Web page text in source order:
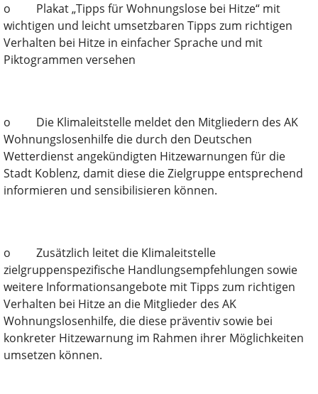
o Plakat „Tipps für Wohnungslose bei Hitze“ mit
wichtigen und leicht umsetzbaren Tipps zum richtigen
Verhalten bei Hitze in einfacher Sprache und mit
Piktogrammen versehen
o Die Klimaleitstelle meldet den Mitgliedern des AK
Wohnungslosenhilfe die durch den Deutschen
Wetterdienst angekündigten Hitzewarnungen für die
Stadt Koblenz, damit diese die Zielgruppe entsprechend
informieren und sensibilisieren können.
o Zusätzlich leitet die Klimaleitstelle
zielgruppenspezifische Handlungsempfehlungen sowie
weitere Informationsangebote mit Tipps zum richtigen
Verhalten bei Hitze an die Mitglieder des AK
Wohnungslosenhilfe, die diese präventiv sowie bei
konkreter Hitzewarnung im Rahmen ihrer Möglichkeiten
umsetzen können.